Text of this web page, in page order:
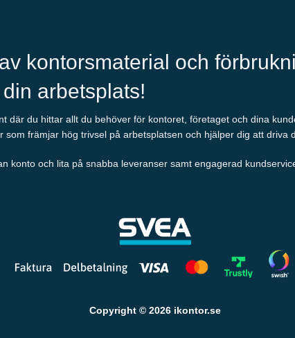
kontorsmaterial och
arbetsplats!
där du hittar allt du behöver för kontoret, företaget och dina
som främjar hög trivsel på arbetsplatsen och hjälper dig att driva
konto och lita på snabba leveranser samt engagerad
Copyright © 2026 ikontor.se